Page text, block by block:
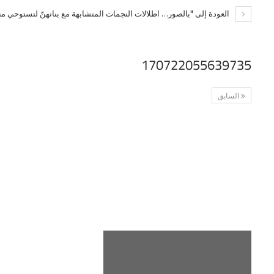
العودة إلى "بالصور… اطلالات النجمات المتشابهة مع بناتهنّ لتستوحي
170722055639735
السابق